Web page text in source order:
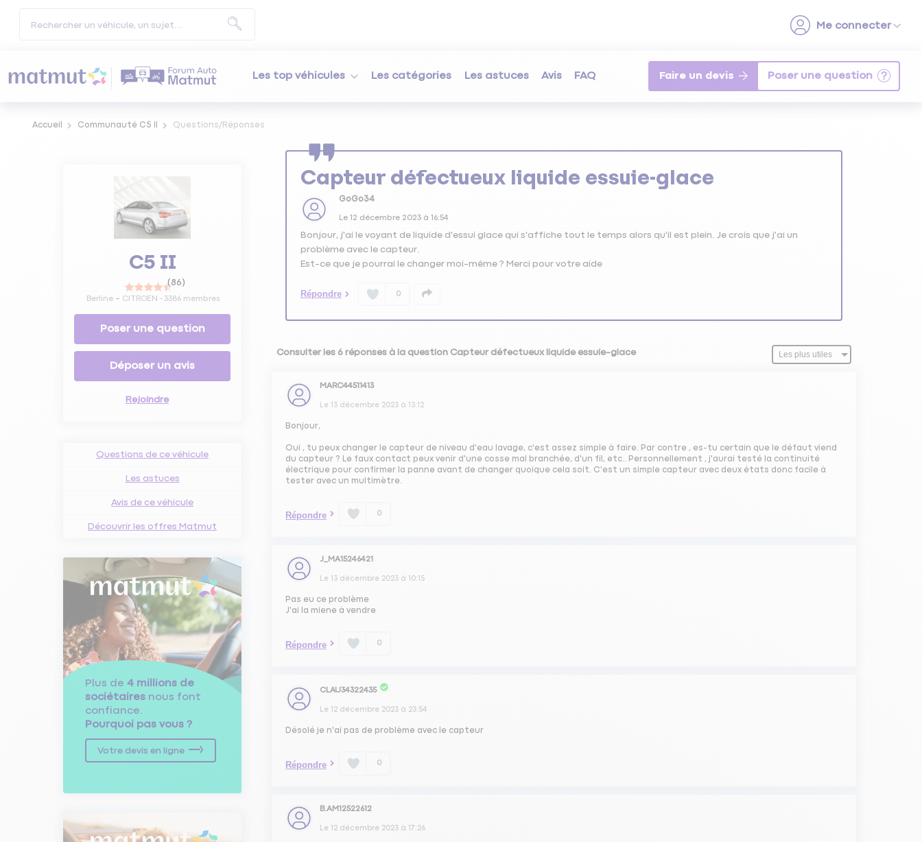
Les top véhicules Les catégories Les astuces Avis FAQ Faire un devis
Accueil Communauté C5 II Questions/Réponses
C5 II
(86)
Berline CITROEN - 3386membres
Poser une question
Déposer un avis
Rejoindre
Questions de ce véhicule
Les astuces
Avis de ce véhicule
Découvrir les offres Matmut
Plus de 4 millions de
sociétaires nous font
confiance.
Pourquoi pas vous ?
Votre devis en ligne
Capteur défectueux liquide essuie-glace
GoGo34
Le 12 décembre 2023à 16:54
Bonjour, j'ai le voyant de liquide d'essui glace qui s'affiche tout le temps alors qu'il est plein. Je crois que j'ai un
problème avec le capteur.
Est-ce que je pourrai le changer moi-même ? Merci pour votre aide
Répondre 0
Consulter les 6 réponses à la question Capteur défectueux liquide essuie-glace
MARC44511413
Le 13 décembre 2023 à 13:12
Bonjour,
Oui , tu peux changer le capteur de niveau d'eau lavage, c'est assez simple à faire. Par contre , es-tu certain que le défaut viend
du capteur ? Le faux contact peux venir d'une cosse mal branchée, d'un fil, etc.. Personnellement , j'aurai testé la continuité
électrique pour confirmer la panne avant de changer quoique cela soit. C'est un simple capteur avec deux états donc facile à
tester avec un multimètre.
Répondre 0
J_MA15246421
Le 13 décembre 2023 à 10:15
Pas eu ce problème
J'ai la miene à vendre
Répondre 0
CLAU34322435
Le 12 décembre 2023 à 23:54
Désolé je n'ai pas de problème avec le capteur
Répondre 0
B.AM12522612
Le 12 décembre 2023 à 17:26